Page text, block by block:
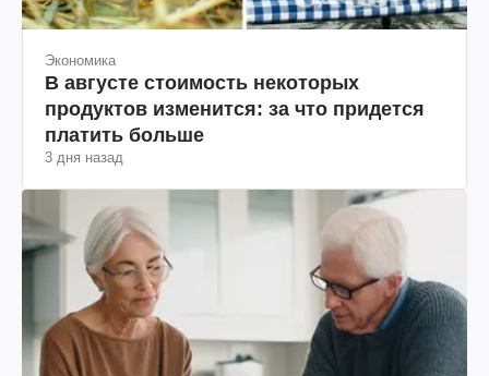
Экономика
В августе стоимость некоторых
продуктов изменится: за что придется
платить больше
3 дня назад